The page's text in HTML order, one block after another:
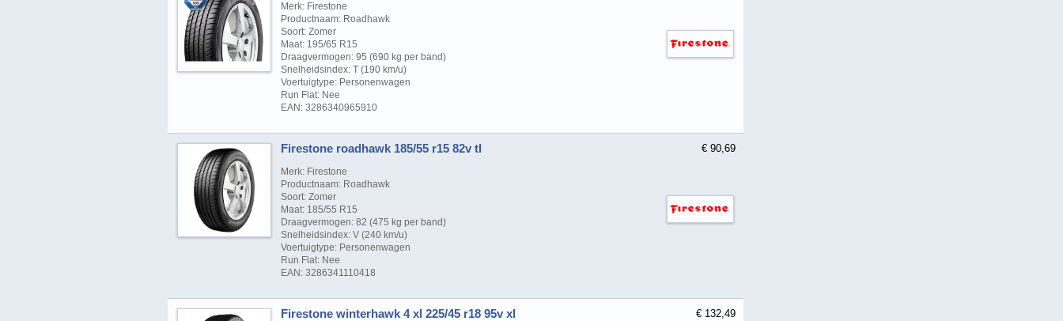
Merk: Firestone
Productnaam: Roadhawk
Soort: Zomer
Maat: 195/65 R15
Draagvermogen: 95 (690 kg per band)
Snelheidsindex: T (190 km/u)
Voertuigtype: Personenwagen
Run Flat: Nee
EAN: 3286340965910
Firestone roadhawk 185/55 r15 82v tl
Merk: Firestone
Productnaam: Roadhawk
Soort: Zomer
Maat: 185/55 R15
Draagvermogen: 82 (475 kg per band)
Snelheidsindex: V (240 km/u)
Voertuigtype: Personenwagen
Run Flat: Nee
EAN: 3286341110418
€ 90,69
Firestone winterhawk 4 xl 225/45 r18 95v xl € 132,49